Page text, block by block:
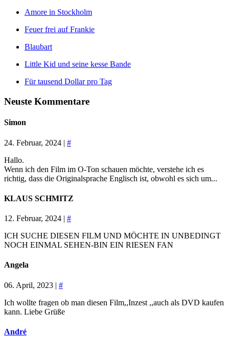
Amore in Stockholm
Feuer frei auf Frankie
Blaubart
Little Kid und seine kesse Bande
Für tausend Dollar pro Tag
Neuste Kommentare
Simon
24. Februar, 2024 | #
Hallo.
Wenn ich den Film im O-Ton schauen möchte, verstehe ich es
richtig, dass die Originalsprache Englisch ist, obwohl es sich um...
KLAUS SCHMITZ
12. Februar, 2024 | #
ICH SUCHE DIESEN FILM UND MÖCHTE IN UNBEDINGT
NOCH EINMAL SEHEN-BIN EIN RIESEN FAN
Angela
06. April, 2023 | #
Ich wollte fragen ob man diesen Film,,Inzest ,,auch als DVD kaufen
kann. Liebe Grüße
André